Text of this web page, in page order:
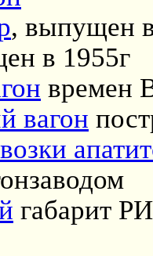
, выпущен
в 1955г
времен
вагон
габарит